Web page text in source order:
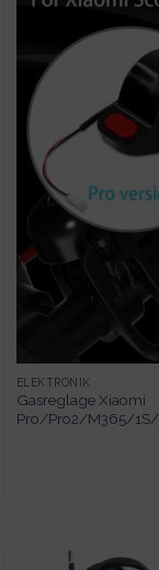
ELEKTRONIK
Gasreglage Xiaomi
Pro/Pro2/M365/1S/